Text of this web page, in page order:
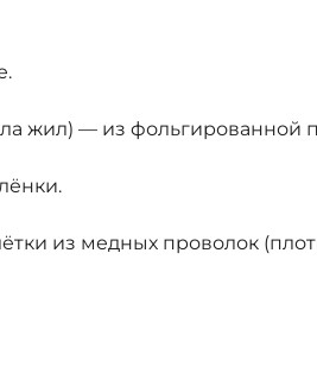
жил) — из фольгированной
из медных проволок